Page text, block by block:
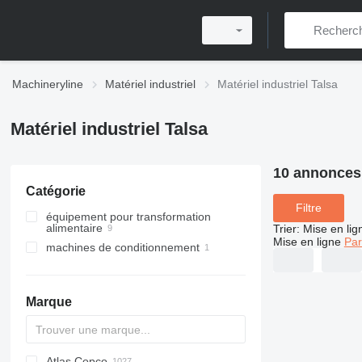
Machineryline Matériel industriel Matériel industriel Talsa
Matériel industriel Talsa
Catégorie
équipement pour transformation
alimentaire
équipement de transformation de la
poussoirs à saucisse
cutters à viande
machines de conditionnement
Marque
10
Filtre
Trier: Mise en
Mise en ligne